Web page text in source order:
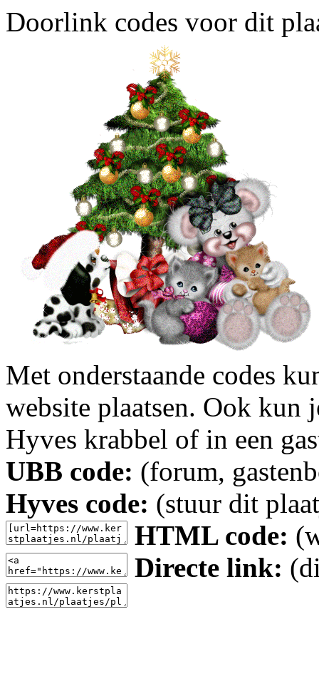
Doorlink codes voor dit
Met onderstaande codes
website plaatsen. Ook kun
Hyves krabbel of in een
UBB code: (forum,
Hyves code: (stuur dit
HTML code:
Directe link: